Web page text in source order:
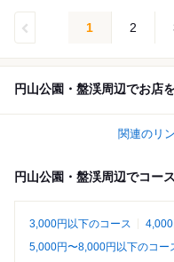
1 2
円山公園・盤渓周辺でお店
関連のリ
円山公園・盤渓周辺でコー
3,000円以下のコース
5,000円〜8,000円以下のコー